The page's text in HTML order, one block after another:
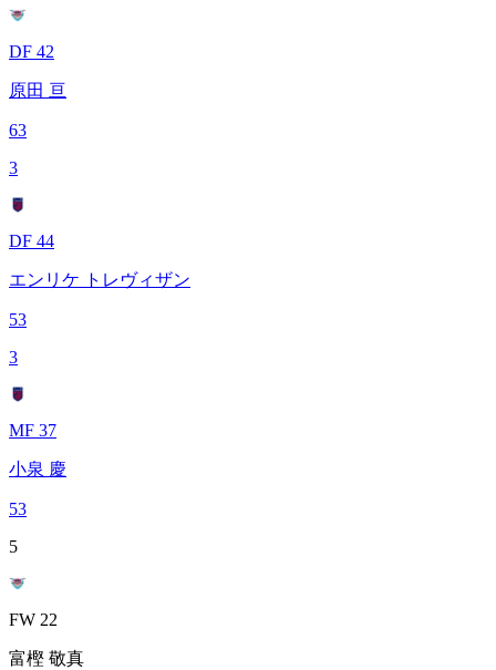
DF 42
原田 亘
63
3
DF 44
エンリケ トレヴィザン
53
3
MF 37
小泉 慶
53
5
FW 22
富樫 敬真